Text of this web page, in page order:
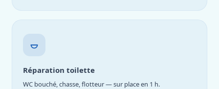
Réparation toilette
WC bouché, chasse, flotteur — sur place en 1 h.